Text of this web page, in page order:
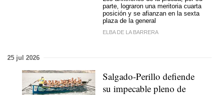
parte, lograron una meritoria cuarta
posición y se afianzan en la sexta
plaza de la general
ELBA DE LA BARRERA
25 jul 2026
Salgado-Perillo defiende
su impecable pleno de